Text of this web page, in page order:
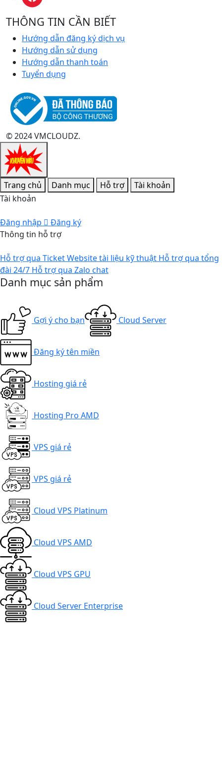
THÔNG TIN CẦN BIẾT
Hướng dẫn đăng ký dịch vụ
Hướng dẫn sử dụng
Hướng dẫn thanh toán
Tuyển dụng
© 2024 VMCLOUDZ.
Trang chủ Danh mục Hỗ trợ
Tài khoản
Tài khoản
Đăng nhập
Đăng ký
Thông tin hỗ trợ
Hỗ trợ qua TicketWebsite tài liệu kỹ thuật Hỗ trợ qua tổng
đài 24/7 Hỗ trợ qua Zalo chat
Danh mục sản phẩm
Gợi ý cho bạn Cloud Server
Đăng ký tên miền
Hosting giá rẻ
Hosting Pro AMD
VPS giá rẻ
VPS giá rẻ
Cloud VPS Platinum
Cloud VPS AMD
Cloud VPS GPU
Cloud Server Enterprise